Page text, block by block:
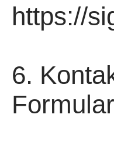
https://
6.